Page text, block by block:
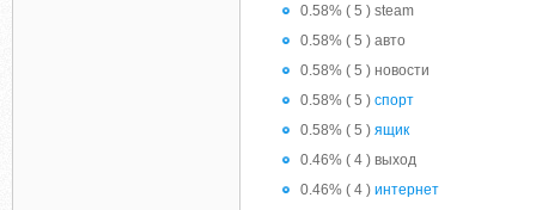
0.58% ( 5 ) steam
0.58% ( 5 ) авто
0.58% ( 5 ) новости
0.58% ( 5 ) спорт
0.58% ( 5 ) ящик
0.46% ( 4 ) выход
0.46% ( 4 ) интернет